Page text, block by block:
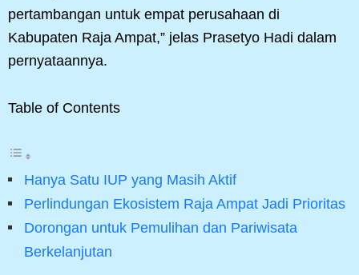
pertambangan untuk empat perusahaan di
Kabupaten Raja Ampat,” jelas Prasetyo Hadi dalam
pernyataannya.
Table of Contents
Hanya Satu IUP yang Masih Aktif
Perlindungan Ekosistem Raja Ampat Jadi Prioritas
Dorongan untuk Pemulihan dan Pariwisata
Berkelanjutan